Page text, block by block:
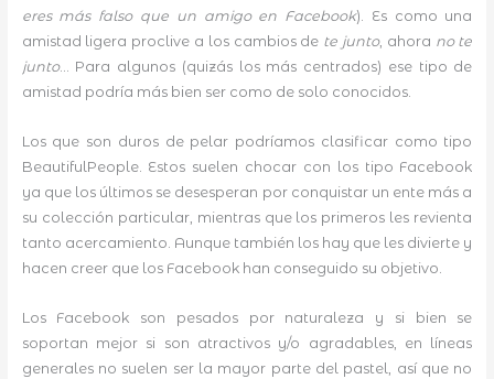
eres más falso que un amigo en Facebook). Es como una
amistad ligera proclive a los cambios de te junto, ahora no te
junto… Para algunos (quizás los más centrados) ese tipo de
amistad podría más bien ser como de solo conocidos.
Los que son duros de pelar podríamos clasificar como tipo
BeautifulPeople. Estos suelen chocar con los tipo Facebook
ya que los últimos se desesperan por conquistar un ente más a
su colección particular, mientras que los primeros les revienta
tanto acercamiento. Aunque también los hay que les divierte y
hacen creer que los Facebook han conseguido su objetivo.
Los Facebook son pesados por naturaleza y si bien se
soportan mejor si son atractivos y/o agradables, en líneas
generales no suelen ser la mayor parte del pastel, así que no